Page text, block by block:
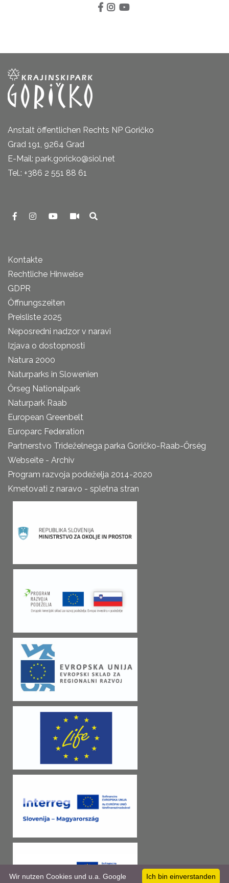
Anstalt öffentlichen Rechts NP Goričko
Grad 191, 9264 Grad
E-Mail: park.goricko@siol.net
Tel.: +386 2 551 88 61
Kontakte
Rechtliche Hinweise
GDPR
Öffnungszeiten
Preisliste 2025
Neposredni nadzor v naravi
Izjava o dostopnosti
Natura 2000
Naturparks in Slowenien
Őrseg Nationalpark
Naturpark Raab
European Greenbelt
Europarc Federation
Partnerstvo Trideželnega parka Goričko-Raab-Őrség
Webseite - Archiv
Program razvoja podeželja 2014-2020
Kmetovati z naravo - spletna stran
Ich bin einverstanden
Wir nutzen Cookies und u.a. Google